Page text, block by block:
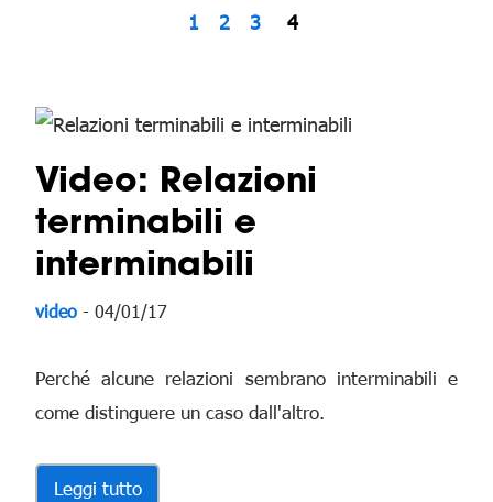
1 2 3 4
Video: Relazioni
terminabili e
interminabili
video - 04/01/17
Perché alcune relazioni sembrano interminabili e
come distinguere un caso dall'altro.
Leggi tutto